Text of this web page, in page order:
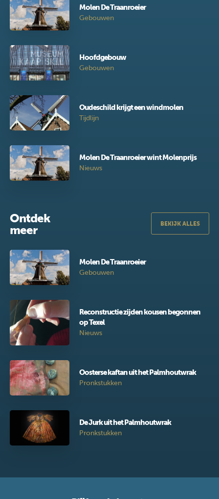
Molen De Traanroeier
Gebouwen
Hoofdgebouw
Gebouwen
Oudeschild krijgt een windmolen
Tijdlijn
Molen De Traanroeier wint Molenprijs
Nieuws
Ontdek
meer
BEKIJK ALLES
Molen De Traanroeier
Gebouwen
Reconstructie zijden kousen begonnen
op Texel
Nieuws
Oosterse kaftan uit het Palmhoutwrak
Pronkstukken
De Jurk uit het Palmhoutwrak
Pronkstukken